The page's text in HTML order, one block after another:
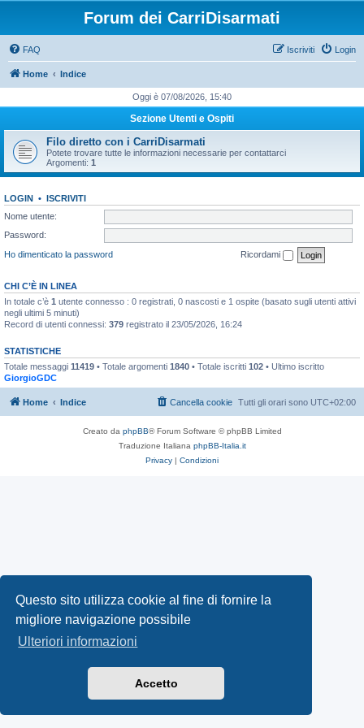
Questo sito utilizza cookie al fine di fornire la
migliore navigazione possibile
Ulteriori informazioni
Accetto
Forum dei CarriDisarmati
FAQ Login
Iscriviti
Home Indice
Oggi è 07/08/2026, 15:40
Sezione Utenti e Ospiti
Filo diretto con i CarriDisarmati
Potete trovare tutte le informazioni necessarie per contattarci
Argomenti: 1
LOGIN • ISCRIVITI
Nome utente:
Password:
Ho dimenticato la password
Ricordami
CHI C’È IN LINEA
In totale c’è 1 utente connesso : 0 registrati, 0 nascosti e 1 ospite (basato sugli utenti attivi
negli ultimi 5 minuti)
Record di utenti connessi: 379 registrato il 23/05/2026, 16:24
STATISTICHE
Totale messaggi 11419 • Totale argomenti 1840 • Totale iscritti 102 • Ultimo iscritto
GiorgioGDC
Home Indice Tutti gli orari sono UTC+02:00
Cancella cookie
Creato da phpBB® Forum Software © phpBB Limited
Traduzione Italiana phpBB-Italia.it
Privacy | Condizioni